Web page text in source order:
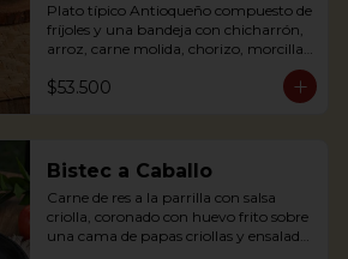
Plato típico Antioqueño compuesto de
fríjoles y una bandeja con chicharrón,
arroz, carne molida, chorizo, morcilla,
tajada de plátano maduro, huevo frito
y aguacate.
egg, plantains and pork cracklings.
Accompanied with rice and avocado.
$53.500
Bistec a Caballo
Carne de res a la parrilla con salsa
criolla, coronado con huevo frito sobre
una cama de papas criollas y ensalada